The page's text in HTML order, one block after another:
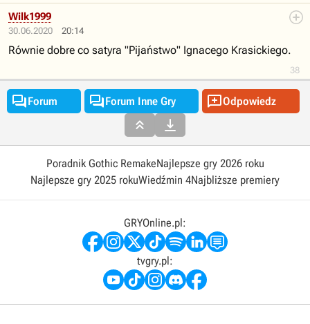
30.06.2020 20:14
38
Wilk1999
Równie dobre co satyra "Pijaństwo" Ignacego Krasickiego.
Forum Forum Inne Gry Odpowiedz
 
Poradnik Gothic RemakeNajlepsze gry 2026 roku
Najlepsze gry 2025 rokuWiedźmin 4Najbliższe premiery
GRYOnline.pl:
tvgry.pl: